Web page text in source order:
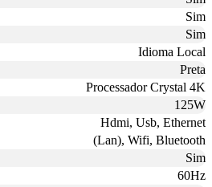
Sim
Sim
Idioma Local
Preta
Processador Crystal 4K
125W
Hdmi, Usb, Ethernet
(Lan), Wifi, Bluetooth
Sim
60Hz